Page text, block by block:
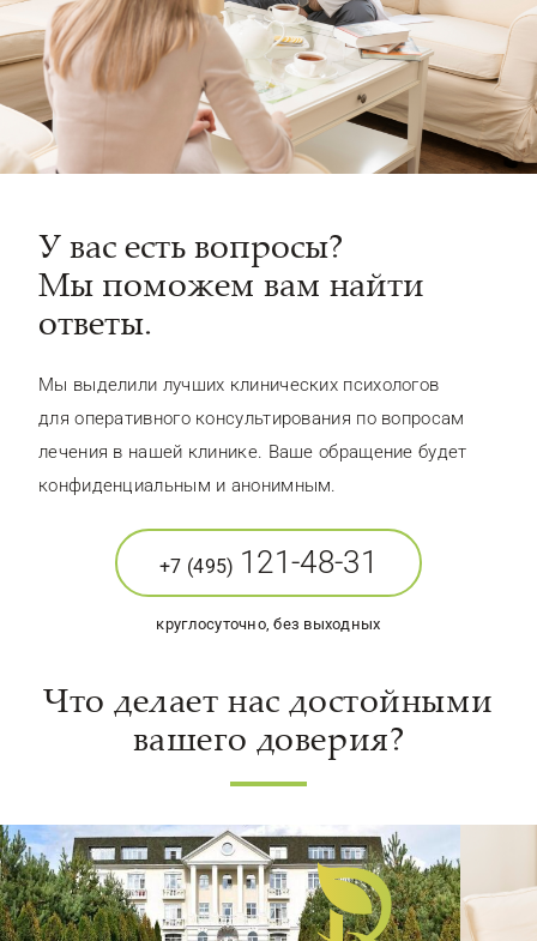
У вас есть вопросы?
Мы поможем вам найти
ответы.
Мы выделили лучших клинических психологов
для оперативного консультирования по вопросам
лечения в нашей клинике. Ваше обращение будет
конфиденциальным и анонимным.
+7 (495) 121-48-31
круглосуточно, без выходных
Что делает нас достойными
вашего доверия?